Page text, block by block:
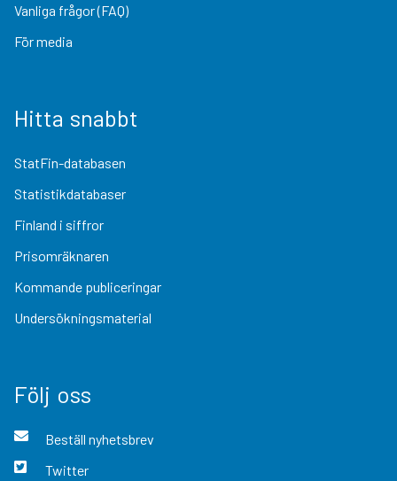
Vanliga frågor (FAQ)
För media
Hitta snabbt
StatFin-databasen
Statistikdatabaser
Finland i siffror
Prisomräknaren
Kommande publiceringar
Undersökningsmaterial
Följ oss
Beställ nyhetsbrev
Twitter